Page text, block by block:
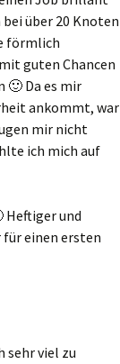
über 20 Knoten
förmlich
guten Chancen
🙂 Da es mir
ankommt, war
mir nicht
ich mich auf
Heftiger und
für einen ersten
sehr viel zu